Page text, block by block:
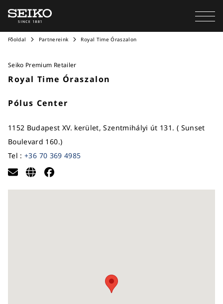
Főoldal Partnereink Royal Time Óraszalon
Seiko Premium Retailer
Royal Time Óraszalon
Pólus Center
1152 Budapest XV. kerület, Szentmihályi út 131. ( Sunset
Boulevard 160.)
Tel :+36 70 369 4985